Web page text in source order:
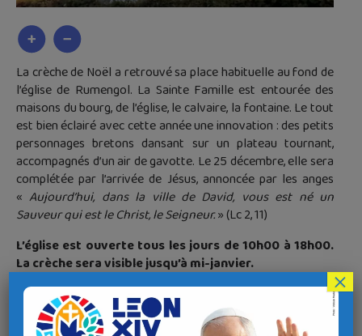
La crèche de Noël a retrouvé sa place habituelle au fond de
l’église de Rumengol. La Sainte Famille est entourée des
maisons du bourg, de l’église, le calvaire, la fontaine. Le tout
est bien éclairé avec cette année une innovation : des petits
personnages bretons dansant sur un plateau tournant,
accompagnés d’un air de gavotte. Le 25 décembre, elle sera
complétée par l’arrivée de Jésus, annoncée par les anges
«Aujourd’hui, dans la ville de David, vous est né un
Sauveur qui est le Christ, le Seigneur.» (Lc 2, 11)
L’église est ouverte tous les jours de 10h00 à 18h00.
La crèche sera visible jusqu’à mi-janvier.
×